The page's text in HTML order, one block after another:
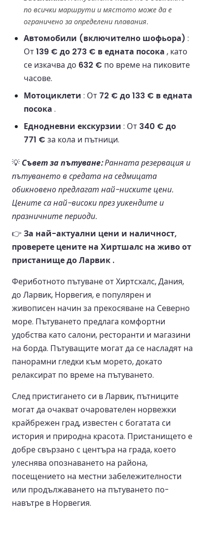
по всички маршрути и мястото може да е
ограничено за определени плавания.
Автомобили (включително шофьора) :
От139 € до 273 € в едната посока , като
се изкачва до 632 € по време на пиковите
часове.
Мотоциклети : От 72 € до 133 € в едната
посока .
Еднодневни екскурзии : От 340 € до
771 € за кола и пътници.
💡 Съвет за пътуване:Ранната резервация и
пътуването в средата на седмицата
обикновено предлагат най-ниските цени.
Цените са най-високи през уикендите и
празничните периоди.
👉 За най-актуални цени и наличност,
проверете цените на Хиртшалс на живо от
пристанище до Ларвик .
Фериботното пътуване от Хиртсхалс, Дания,
до Ларвик, Норвегия, е популярен и
живописен начин за прекосяване на Северно
море. Пътуването предлага комфортни
удобства като салони, ресторанти и магазини
на борда. Пътуващите могат да се насладят на
панорамни гледки към морето, докато
релаксират по време на пътуването.
След пристигането си в Ларвик, пътниците
могат да очакват очарователен норвежки
крайбрежен град, известен с богатата си
история и природна красота. Пристанището е
добре свързано с центъра на града, което
улеснява опознаването на района,
посещението на местни забележителности
или продължаването на пътуването по-
навътре в Норвегия.